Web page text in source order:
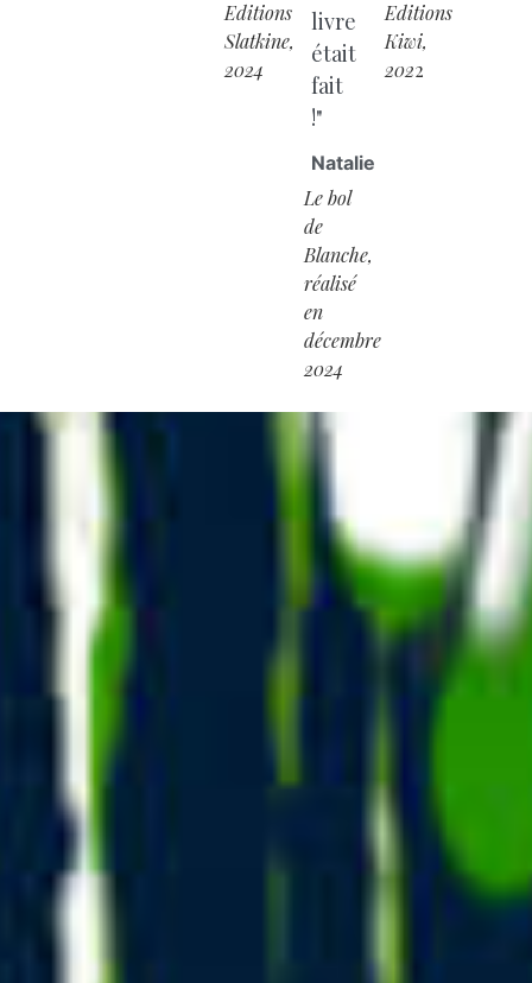
Editions
Slatkine,
2024
livre
était
fait
!"
Natalie
Le bol
de
Blanche,
réalisé
en
décembre
2024
Editions
Kiwi,
2022